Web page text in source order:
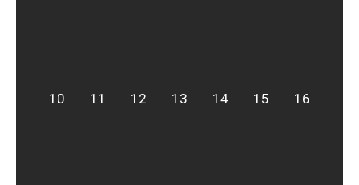
10 11 12 13 14 15 16